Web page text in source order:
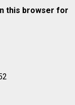
this browser for